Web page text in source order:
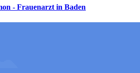
- Frauenarzt in Baden